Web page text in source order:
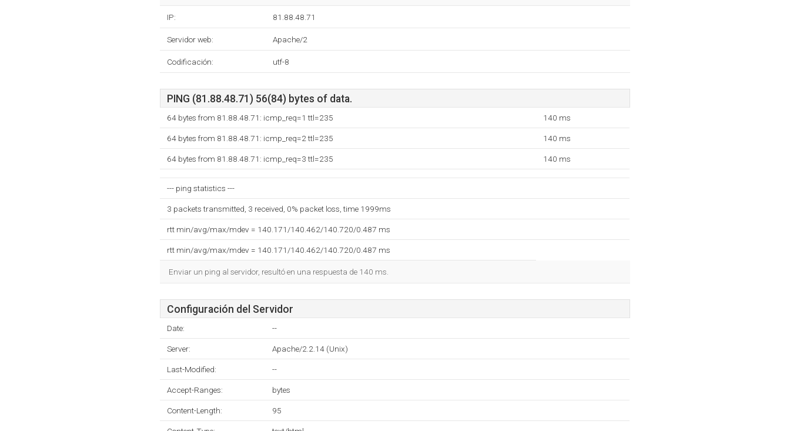
IP: 81.88.48.71
Servidor web: Apache/2
Codificación: utf-8
PING (81.88.48.71) 56(84) bytes of data.
64 bytes from 81.88.48.71: icmp_req=1 ttl=235 140 ms
64 bytes from 81.88.48.71: icmp_req=2 ttl=235 140 ms
64 bytes from 81.88.48.71: icmp_req=3 ttl=235 140 ms
--- ping statistics ---
3 packets transmitted, 3 received, 0% packet loss, time 1999ms
rtt min/avg/max/mdev = 140.171/140.462/140.720/0.487 ms
rtt min/avg/max/mdev = 140.171/140.462/140.720/0.487 ms
Enviar un ping al servidor, resultó en una respuesta de 140 ms.
Configuración del Servidor
Date: --
Server: Apache/2.2.14 (Unix)
Last-Modified: --
Accept-Ranges: bytes
Content-Length: 95